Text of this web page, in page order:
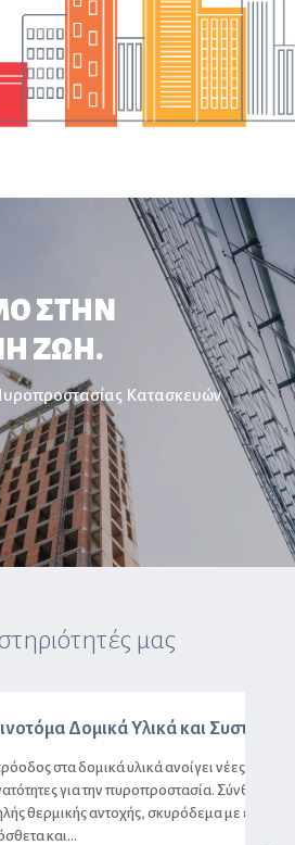
ΣΤΗΝ
ΖΩΗ.
Πυροπροστασίας Κατασκευών
μας
Υλικά και Συστήματα
υλικά ανοίγει νέες
πυροπροστασία. Σύνθετα υλικά
σκυρόδεμα με ειδικά